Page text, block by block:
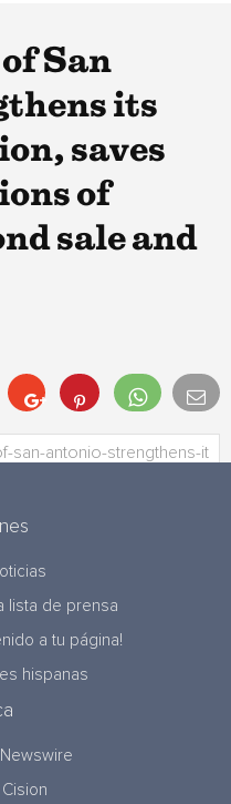
San
its
saves
of
sale and
lista de prensa
a tu página!
hispanas